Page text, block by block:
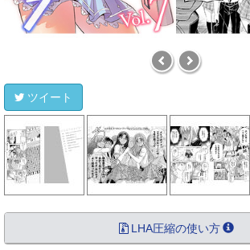
ツイート
LHA圧縮の使い方